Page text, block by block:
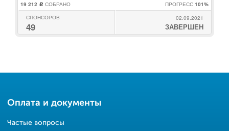
19 212 c СОБРАНО ПРОГРЕСС 101%
СПОНСОРОВ
49
02.09.2021
ЗАВЕРШЕН
Оплата и документы
Частые вопросы